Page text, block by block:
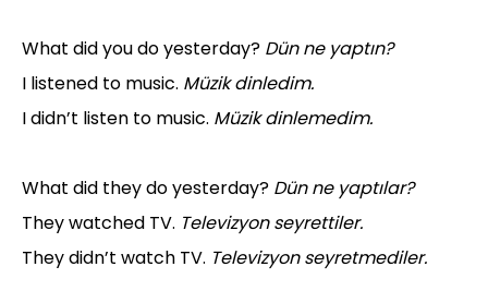
What did you do yesterday? Dün ne yaptın?
I listened to music. Müzik dinledim.
I didn’t listen to music. Müzik dinlemedim.
What did they do yesterday? Dün ne yaptılar?
They watched TV. Televizyon seyrettiler.
They didn’t watch TV. Televizyon seyretmediler.